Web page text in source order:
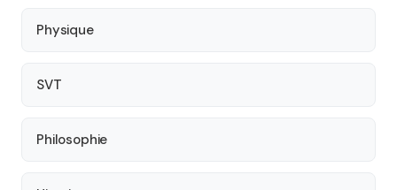
Physique
SVT
Philosophie